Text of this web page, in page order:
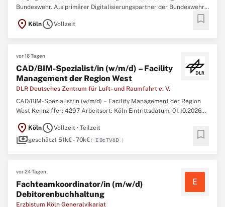
Bundeswehr. Als primärer Digitalisierungspartner der Bundeswehr
erbringen wir stabile, sichere und effiziente IT-Services im In- und
Ausland, vom Grundbetrieb bis in den einsatznahen Bereich und
location_on KölnscheduleVollzeit bookmark
vor 16 Tagen
CAD/BIM-Spezialist/in (w/m/d) – Facility
Management der Region West
DLR Deutsches Zentrum für Luft- und Raumfahrt e. V.
CAD/BIM-Spezialist/in (w/m/d) – Facility Management der Region
West Kennziffer: 4297 Arbeitsort: Köln Eintrittsdatum: 01.10.2026
Vollzeit Dauer der Beschäftigung: Unbefristet Vergütung: Die
Vergütung erfolgt gemäß der jeweils geltenden Tarifverträge ...
location_on KölnscheduleVollzeit · Teilzeit
paymentsgeschätzt 51k€ - 70k€( E 9c TVöD ) bookmark
vor 24 Tagen
Fachteamkoordinator/in (m/w/d)
Debitorenbuchhaltung
Erzbistum Köln Generalvikariat
E